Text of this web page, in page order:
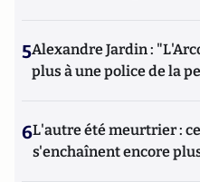
5Alexandre Jardin :
plus à une police de la
6L'autre été meurtrier :
s'enchaînent encore